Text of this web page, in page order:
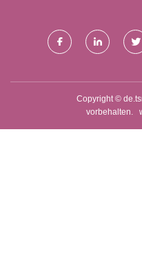
Copyright ©
vorbehalten.